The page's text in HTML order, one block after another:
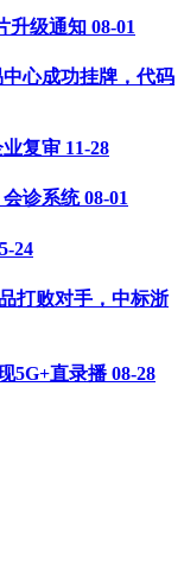
升级通知 08-01
心成功挂牌，代码
复审 11-28
诊系统 08-01
24
打败对手，中标浙
5G+直录播 08-28